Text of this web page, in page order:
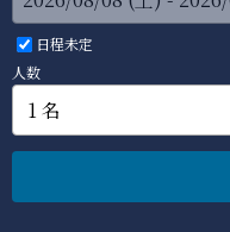
日程未定
人数